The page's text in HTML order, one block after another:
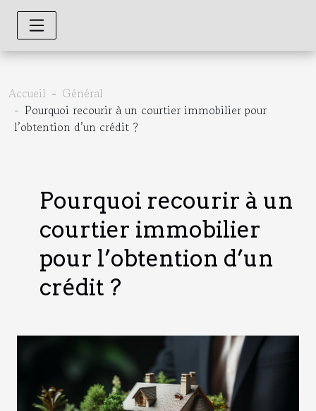
Accueil
Général
Pourquoi recourir à un courtier immobilier pour
l’obtention d’un crédit ?
Pourquoi recourir à un
courtier immobilier
pour l’obtention d’un
crédit ?